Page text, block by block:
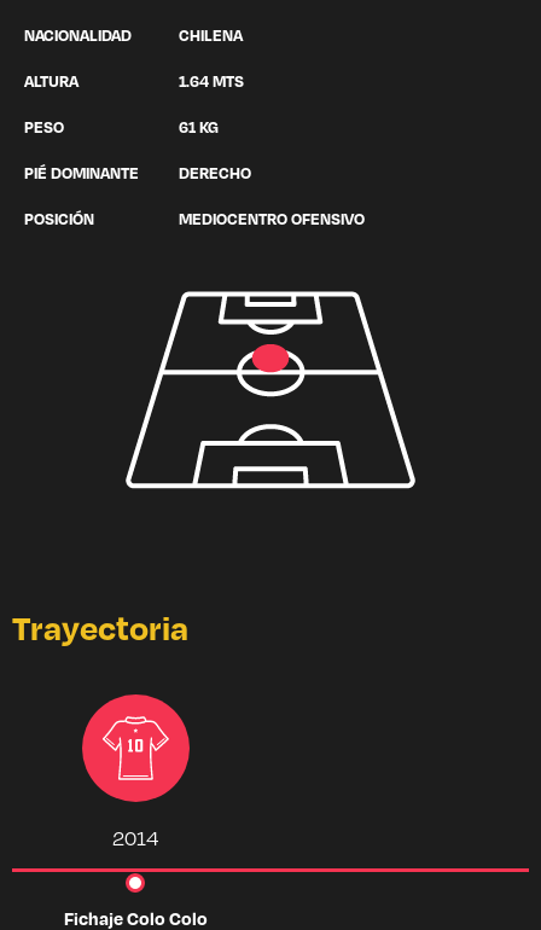
NACIONALIDAD CHILENA
ALTURA 1.64 MTS
PESO 61 KG
PIÉ DOMINANTE DERECHO
POSICIÓN MEDIOCENTRO OFENSIVO
Trayectoria
2014
Fichaje Colo Colo